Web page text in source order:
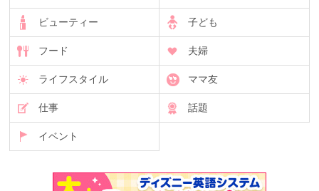
ビューティー 子ども
フード 夫婦
ライフスタイル ママ友
仕事 話題
イベント